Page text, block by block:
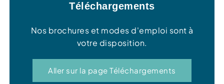
Téléchargements
Nos brochures et modes d'emploi sont à
votre disposition.
Aller sur la page Téléchargements